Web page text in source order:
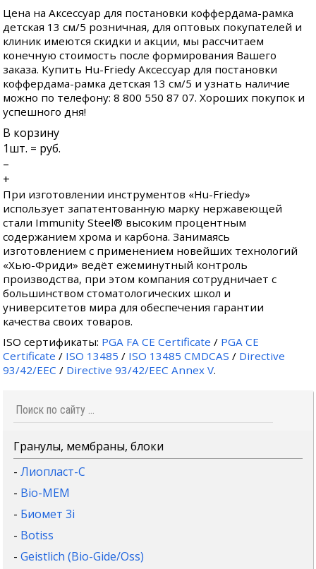
Цена на Аксессуар для постановки коффердама-рамка
детская 13 см/5 розничная, для оптовых покупателей и
клиник имеются скидки и акции, мы рассчитаем
конечную стоимость после формирования Вашего
заказа. Купить Hu-Friedy Аксессуар для постановки
коффердама-рамка детская 13 см/5 и узнать наличие
можно по телефону: 8 800 550 87 07. Хороших покупок и
успешного дня!
В корзину
1шт. = руб.
–
+
При изготовлении инструментов «Hu-Friedy»
использует запатентованную марку нержавеющей
стали Immunity Steel® высоким процентным
содержанием хрома и карбона. Занимаясь
изготовлением с применением новейших технологий
«Хью-Фриди» ведёт ежеминутный контроль
производства, при этом компания сотрудничает с
большинством стоматологических школ и
университетов мира для обеспечения гарантии
качества своих товаров.
ISO сертификаты: PGA FA CE Certificate / PGA CE
Certificate / ISO 13485 / ISO 13485 CMDCAS / Directive
93/42/EEC / Directive 93/42/EEC Annex V.
Гранулы, мембраны, блоки
-Лиопласт-С
- Bio-MEM
- Биомет 3i
- Botiss
-Geistlich (Bio-Gide/Oss)